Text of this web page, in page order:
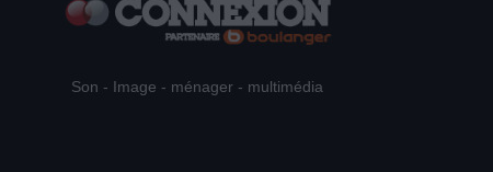
Son - Image - ménager - multimédia